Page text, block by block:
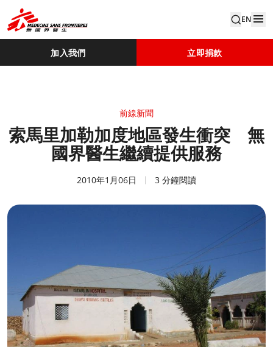
EN
加入我們 立即捐款
前線新聞
索馬里加勒加度地區發生衝突 無
國界醫生繼續提供服務
2010年1月06日 3 分鐘閱讀